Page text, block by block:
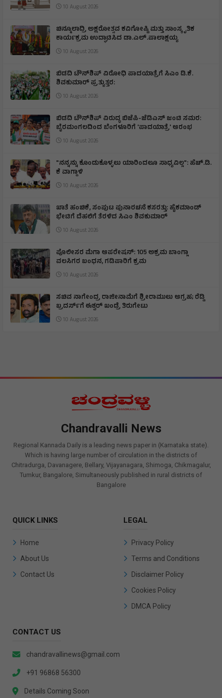
10 August 2026
ಚಿನ್ಮೂಲಾದ್ರಿ ಅಕ್ಷರೋತ್ಸವ ಕವಿಗೋಷ್ಟಿ ಮತ್ತು ಸಾಂಸ್ಕೃತಿಕ
ಕಾರ್ಯಕ್ರಮ ಉದ್ಘಾಟಿಸಿದ ಡಾ.ಎಲ್.ಪಾಲಾಕ್ಷಯ್ಯ
10 August 2026
ಬಿಡದಿ ಟೌನ್‌ಶಿಪ್ ವಿರೋಧಿ ಪಾದಯಾತ್ರೆಗೆ ಸಿಎಂ ಡಿ.ಕೆ.
ಶಿವಕುಮಾರ್ ಪ್ರತ್ಯುತ್ತರ:
10 August 2026
ಬಿಡದಿ ಟೌನ್‌ಶಿಪ್ ವಿರುದ್ಧ ಬಿಜೆಪಿ-ಜೆಡಿಎಸ್ ಜಂಟಿ ಸಮರ:
ಬೈರಮಂಗಲದಿಂದ ಬೆಂಗಳೂರಿಗೆ 'ಪಾದಯಾತ್ರೆ' ಆರಂಭ
10 August 2026
"ನನ್ನನ್ನು ಕೊಂಡುಕೊಳ್ಳಲು ಯಾರಿಂದಲೂ ಸಾಧ್ಯವಿಲ್ಲ": ಹೆಚ್.ಡಿ.
ಕೆ ವಾಗ್ದಾಳಿ
10 August 2026
ಖಾತೆ ಹಂಚಿಕೆ, ಸಂಪುಟ ಪುನಾರಚನೆ ಕಸರತ್ತು: ಹೈಕಮಾಂಡ್
ಭೇಟಿಗೆ ದೆಹಲಿಗೆ ತೆರಳಿದ ಸಿಎಂ ಶಿವಕುಮಾರ್
10 August 2026
ಪೊಲೀಸರ ಮೆಗಾ ಆಪರೇಷನ್: 105 ಅಕ್ರಮ ಬಾಂಗ್ಲಾ
ವಲಸಿಗರ ಬಂಧನ, ಗಡಿಪಾರಿಗೆ ಕ್ರಮ
10 August 2026
ಸಚಿವ ನಾಗೇಂದ್ರ ರಾಜೀನಾಮೆಗೆ ಶ್ರೀರಾಮುಲು ಆಗ್ರಹ; ರೆಡ್ಡಿ
ಬ್ರದರ್ಸ್‌ಗೆ ಈಶ್ವರ್ ಖಂಡ್ರೆ ತಿರುಗೇಟು
10 August 2026
Chandravalli News
Regional Kannada Daily is a leading news paper in (Karnataka state).
Which is having large number of circulation in the districts of
Chitradurga, Davanagere, Bellary, Vijayanagara, Shimoga, Chikmagalur,
Tumkur, Bangalore, Simultaneously published in rural districts of
Bangalore
QUICK LINKS
Home
About Us
Contact Us
LEGAL
Privacy Policy
Terms and Conditions
Disclaimer Policy
Cookies Policy
DMCA Policy
CONTACT US
chandravallinews@gmail.com
+91 96868 56300
Details Coming Soon